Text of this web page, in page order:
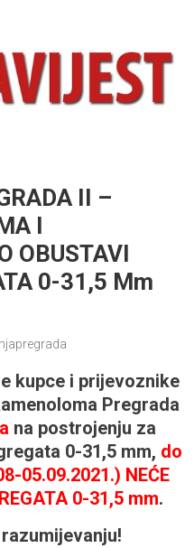
II –
I
OBUSTAVI
0-31,5 Mm
kupce i prijevoznike
Pregrada
na postrojenju za
0-31,5 mm, do
05.09.2021.) NEĆE
0-31,5 mm.